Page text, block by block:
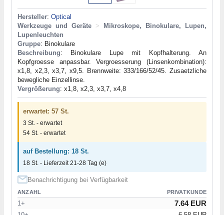
Hersteller: Optical
Werkzeuge und Geräte >
Mikroskope, Binokulare, Lupen,
Lupenleuchten
Gruppe: Binokulare
Beschreibung: Binokulare Lupe mit Kopfhalterung. An
Kopfgroesse anpassbar. Vergroesserung (Linsenkombination):
x1,8, x2,3, x3,7, x9,5. Brennweite: 333/166/52/45. Zusaetzliche
bewegliche Einzellinse.
Vergrößerung: x1,8, x2,3, x3,7, x4,8
erwartet: 57 St.
3 St. - erwartet
54 St. - erwartet
auf Bestellung: 18 St.
18 St. - Lieferzeit 21-28 Tag (e)
Benachrichtigung bei Verfügbarkeit
ANZAHL PRIVATKUNDE
1+ 7.64 EUR